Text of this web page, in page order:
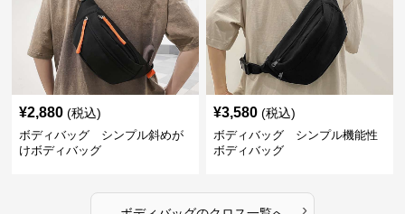
¥2,880 (税込)
ボディバッグ シンプル斜めが
けボディバッグ
¥3,580 (税込)
ボディバッグ シンプル機能性
ボディバッグ
›